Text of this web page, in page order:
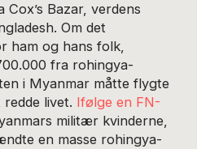
Bazar, verdens
Om det
ham og hans folk,
fra rohingya-
i Myanmar måtte flygte
livet. Ifølge en FN-
militær kvinderne,
en masse rohingya-